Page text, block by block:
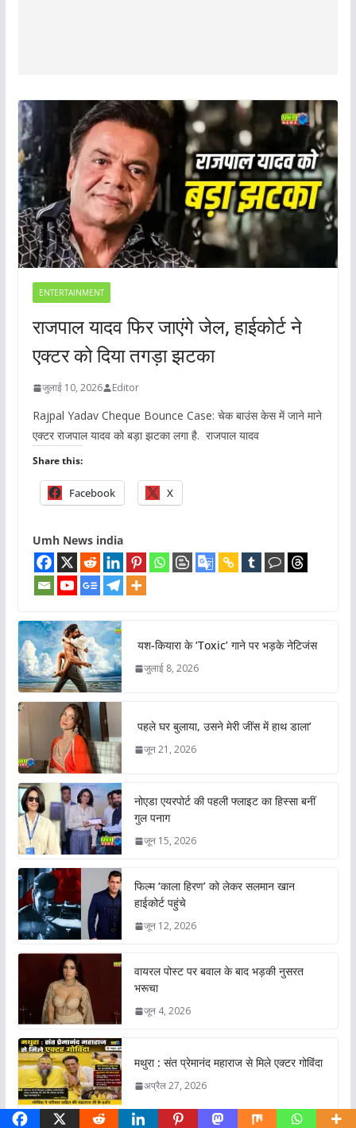
ENTERTAINMENT
राजपाल यादव फिर जाएंगे जेल, हाईकोर्ट ने
एक्टर को दिया तगड़ा झटका
जुलाई 10, 2026 Editor
Rajpal Yadav Cheque Bounce Case: चेक बाउंस केस में जाने माने
एक्टर राजपाल यादव को बड़ा झटका लगा है. राजपाल यादव
Share this:
Facebook X
Umh News india
यश-कियारा के ‘Toxic’ गाने पर भड़के नेटिजंस
जुलाई 8, 2026
पहले घर बुलाया, उसने मेरी जींस में हाथ डाला’
जून 21, 2026
नोएडा एयरपोर्ट की पहली फ्लाइट का हिस्सा बनीं
गुल पनाग
जून 15, 2026
फिल्म ‘काला हिरण’ को लेकर सलमान खान
हाईकोर्ट पहुंचे
जून 12, 2026
वायरल पोस्ट पर बवाल के बाद भड़की नुसरत
भरूचा
जून 4, 2026
मथुरा : संत प्रेमानंद महाराज से मिले एक्टर गोविंदा
अप्रैल 27, 2026